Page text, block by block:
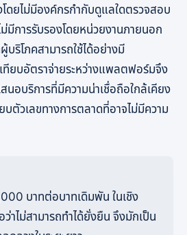
ดยไม่มีองค์กรกำกับดูแลใดตรวจสอบ
มีการรับรองโดยหน่วยงานภายนอก
บริโภคสามารถใช้ได้อย่างมี
ทียบอัตราจ่ายระหว่างแพลตฟอร์มจึง
สนอบริการที่มีความน่าเชื่อถือใกล้เคียง
ตัวเลขทางการตลาดที่อาจไม่มีความ
บาทต่อบาทเดิมพัน ในเชิง
ไม่สามารถทำได้ยั่งยืน จึงมักเป็น